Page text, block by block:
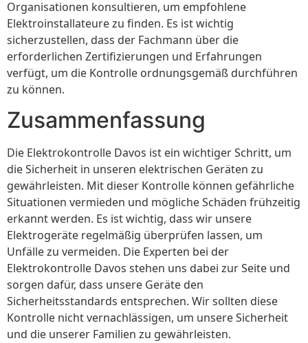
Organisationen konsultieren, um empfohlene
Elektroinstallateure zu finden. Es ist wichtig
sicherzustellen, dass der Fachmann über die
erforderlichen Zertifizierungen und Erfahrungen
verfügt, um die Kontrolle ordnungsgemäß durchführen
zu können.
Zusammenfassung
Die Elektrokontrolle Davos ist ein wichtiger Schritt, um
die Sicherheit in unseren elektrischen Geräten zu
gewährleisten. Mit dieser Kontrolle können gefährliche
Situationen vermieden und mögliche Schäden frühzeitig
erkannt werden. Es ist wichtig, dass wir unsere
Elektrogeräte regelmäßig überprüfen lassen, um
Unfälle zu vermeiden. Die Experten bei der
Elektrokontrolle Davos stehen uns dabei zur Seite und
sorgen dafür, dass unsere Geräte den
Sicherheitsstandards entsprechen. Wir sollten diese
Kontrolle nicht vernachlässigen, um unsere Sicherheit
und die unserer Familien zu gewährleisten.